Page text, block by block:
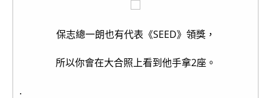
保志總一朗也有代表《SEED》領獎，
所以你會在大合照上看到他手拿2座。
.